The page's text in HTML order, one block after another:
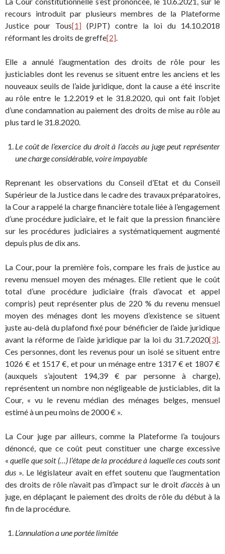
recours introduit par plusieurs membres de la Plateforme
Justice pour Tous[1] (PJPT) contre la loi du 14.10.2018
réformant les droits de greffe[2].
Elle a annulé l’augmentation des droits de rôle pour les
justiciables dont les revenus se situent entre les anciens et les
nouveaux seuils de l’aide juridique, dont la cause a été inscrite
au rôle entre le 1.2.2019 et le 31.8.2020, qui ont fait l’objet
d’une condamnation au paiement des droits de mise au rôle au
plus tard le 31.8.2020.
Le coût de l’exercice du droit à l’accès au juge peut représenter
une charge considérable, voire impayable
Reprenant les observations du Conseil d’Etat et du Conseil
Supérieur de la Justice dans le cadre des travaux préparatoires,
la Cour a rappelé la charge financière totale liée à l’engagement
d’une procédure judiciaire, et le fait que la pression financière
sur les procédures judiciaires a systématiquement augmenté
depuis plus de dix ans.
La Cour, pour la première fois, compare les frais de justice au
revenu mensuel moyen des ménages. Elle retient que le coût
total d’une procédure judiciaire (frais d’avocat et appel
compris) peut représenter plus de 220 % du revenu mensuel
moyen des ménages dont les moyens d’existence se situent
juste au-delà du plafond fixé pour bénéficier de l’aide juridique
avant la réforme de l’aide juridique par la loi du 31.7.2020[3].
Ces personnes, dont les revenus pour un isolé se situent entre
1026 € et 1517 €, et pour un ménage entre 1317 € et 1807 €
(auxquels s’ajoutent 194,39 € par personne à charge),
représentent un nombre non négligeable de justiciables, dit la
Cour, « vu le revenu médian des ménages belges, mensuel
estimé à un peu moins de 2000 € ».
La Cour juge par ailleurs, comme la Plateforme l’a toujours
dénoncé, que ce coût peut constituer une charge excessive
«quelle que soit (…) l’étape de la procédure à laquelle ces couts sont
dus ». Le législateur avait en effet soutenu que l’augmentation
des droits de rôle n’avait pas d’impact sur le droit d’accèsà un
juge, en déplaçant le paiement des droits de rôle du début à la
fin de la procédure.
L’annulation a une portée limitée